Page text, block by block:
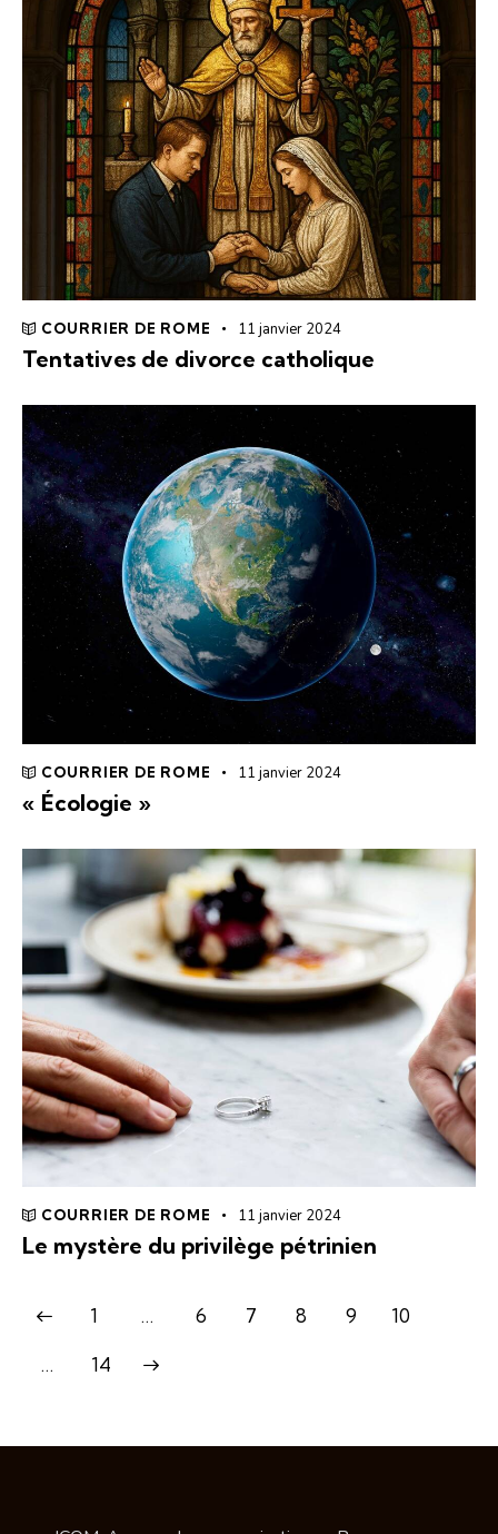
COURRIER DE ROME 11 janvier 2024
Tentatives de divorce catholique
COURRIER DE ROME 11 janvier 2024
« Écologie »
COURRIER DE ROME 11 janvier 2024
Le mystère du privilège pétrinien
1 … 6 7 8 9 10
… 14
>